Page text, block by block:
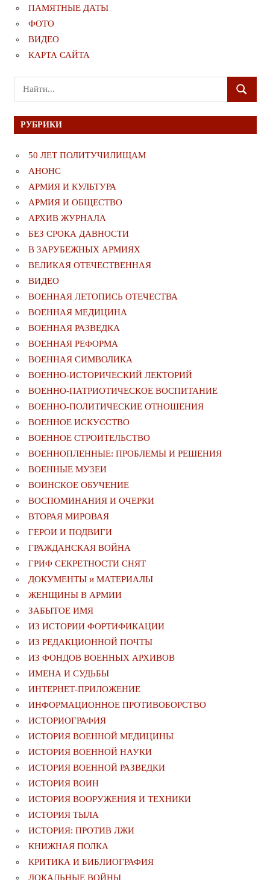
ПАМЯТНЫЕ ДАТЫ
ФОТО
ВИДЕО
КАРТА САЙТА
Поиск
для:
ПОИСК
РУБРИКИ
50 ЛЕТ ПОЛИТУЧИЛИЩАМ
АНОНС
АРМИЯ И КУЛЬТУРА
АРМИЯ И ОБЩЕСТВО
АРХИВ ЖУРНАЛА
БЕЗ СРОКА ДАВНОСТИ
В ЗАРУБЕЖНЫХ АРМИЯХ
ВЕЛИКАЯ ОТЕЧЕСТВЕННАЯ
ВИДЕО
ВОЕННАЯ ЛЕТОПИСЬ ОТЕЧЕСТВА
ВОЕННАЯ МЕДИЦИНА
ВОЕННАЯ РАЗВЕДКА
ВОЕННАЯ РЕФОРМА
ВОЕННАЯ СИМВОЛИКА
ВОЕННО-ИСТОРИЧЕСКИЙ ЛЕКТОРИЙ
ВОЕННО-ПАТРИОТИЧЕСКОЕ ВОСПИТАНИЕ
ВОЕННО-ПОЛИТИЧЕСКИE ОТНОШЕНИЯ
ВОЕННОЕ ИСКУССТВО
ВОЕННОЕ СТРОИТЕЛЬСТВО
ВОЕННОПЛЕННЫЕ: ПРОБЛЕМЫ И РЕШЕНИЯ
ВОЕННЫЕ МУЗЕИ
ВОИНСКОЕ ОБУЧЕНИЕ
ВОСПОМИНАНИЯ И ОЧЕРКИ
ВТОРАЯ МИРОВАЯ
ГЕРОИ И ПОДВИГИ
ГРАЖДАНСКАЯ ВОЙНА
ГРИФ СЕКРЕТНОСТИ СНЯТ
ДОКУМЕНТЫ и МАТЕРИАЛЫ
ЖЕНЩИНЫ В АРМИИ
ЗАБЫТОЕ ИМЯ
ИЗ ИСТОРИИ ФОРТИФИКАЦИИ
ИЗ РЕДАКЦИОННОЙ ПОЧТЫ
ИЗ ФОНДОВ ВОЕННЫХ АРХИВОВ
ИМЕНА И СУДЬБЫ
ИНТЕРНЕТ-ПРИЛОЖЕНИЕ
ИНФОРМАЦИОННОЕ ПРОТИВОБОРСТВО
ИСТОРИОГРАФИЯ
ИСТОРИЯ ВОЕННОЙ МЕДИЦИНЫ
ИСТОРИЯ ВОЕННОЙ НАУКИ
ИСТОРИЯ ВОЕННОЙ РАЗВЕДКИ
ИСТОРИЯ ВОИН
ИСТОРИЯ ВООРУЖЕНИЯ И ТЕХНИКИ
ИСТОРИЯ ТЫЛА
ИСТОРИЯ: ПРОТИВ ЛЖИ
КНИЖНАЯ ПОЛКА
КРИТИКА И БИБЛИОГРАФИЯ
ЛОКАЛЬНЫЕ ВОЙНЫ